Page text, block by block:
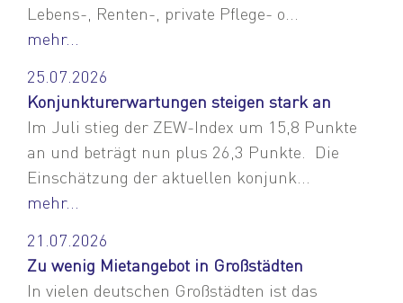
Lebens-, Renten-, private Pflege- o...
mehr...
25.07.2026
Konjunkturerwartungen steigen stark an
Im Juli stieg der ZEW-Index um 15,8 Punkte
an und beträgt nun plus 26,3 Punkte. Die
Einschätzung der aktuellen konjunk...
mehr...
21.07.2026
Zu wenig Mietangebot in Großstädten
In vielen deutschen Großstädten ist das